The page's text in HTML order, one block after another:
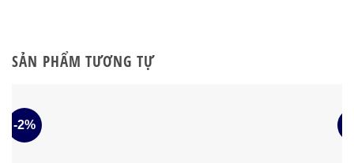
SẢN PHẨM TƯƠNG TỰ
-2%